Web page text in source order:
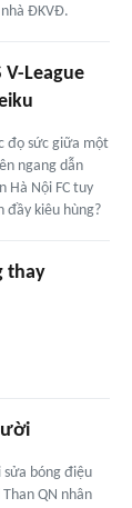
ĐKVĐ.
V-League
đọ sức giữa một
ngang dẫn
Hà Nội FC tuy
đầy kiêu hùng?
thay
sửa bóng điệu
QN nhân